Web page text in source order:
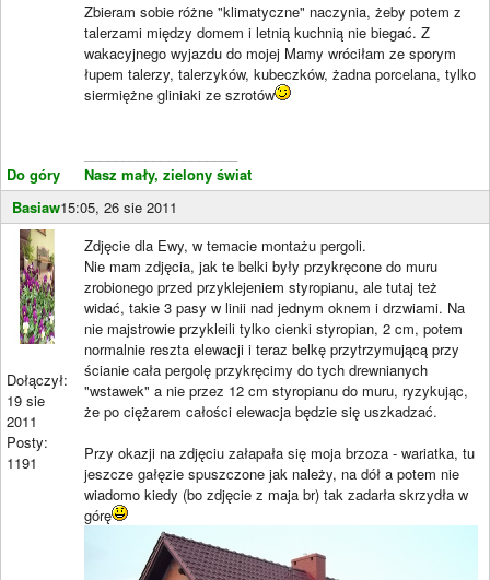
Do góry
Zbieram sobie różne "klimatyczne" naczynia, żeby potem z
talerzami między domem i letnią kuchnią nie biegać. Z
wakacyjnego wyjazdu do mojej Mamy wróciłam ze sporym
łupem talerzy, talerzyków, kubeczków, żadna porcelana, tylko
siermiężne gliniaki ze szrotów
Nasz mały, zielony świat
Basiaw15:05, 26 sie 2011
Dołączył:
19 sie
2011
Posty:
1191
Zdjęcie dla Ewy, w temacie montażu pergoli.
Nie mam zdjęcia, jak te belki były przykręcone do muru
zrobionego przed przyklejeniem styropianu, ale tutaj też
widać, takie 3 pasy w linii nad jednym oknem i drzwiami. Na
nie majstrowie przykleili tylko cienki styropian, 2 cm, potem
normalnie reszta elewacji i teraz belkę przytrzymującą przy
ścianie cała pergolę przykręcimy do tych drewnianych
"wstawek" a nie przez 12 cm styropianu do muru, ryzykując,
że po ciężarem całości elewacja będzie się uszkadzać.
Przy okazji na zdjęciu załapała się moja brzoza - wariatka, tu
jeszcze gałęzie spuszczone jak należy, na dół a potem nie
wiadomo kiedy (bo zdjęcie z maja br) tak zadarła skrzydła w
górę